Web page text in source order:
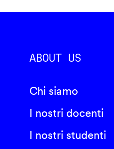
ABOUT US
Chi siamo
I nostri docenti
I nostri studenti